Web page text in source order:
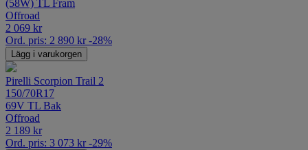
(58W) TL Fram
Offroad
2 069 kr
Ord. pris: 2 890 kr -28%
Lägg i varukorgen
Pirelli Scorpion Trail 2
150/70R17
69V TL Bak
Offroad
2 189 kr
Ord. pris: 3 073 kr -29%